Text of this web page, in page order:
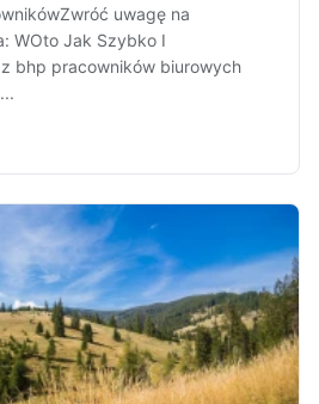
uwagę na
WOto Jak Szybko I
bhp pracowników biurowych